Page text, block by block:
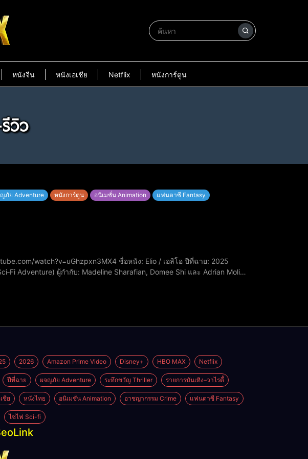
หนังจีน หนังเอเชีย Netflix หนังการ์ตูน
วิว
ภัย Adventure หนังการ์ตูน อนิเมชั่น Animation
แฟนตาซี Fantasy
Adventure) ผู้กำกับ: Madeline Sharafian, Domee Shi และ Adrian Molina
2026 Amazon Prime Video Disney+ HBO MAX Netflix
ปีที่ฉาย ผจญภัย Adventure ระทึกขวัญ Thriller รายการบันเทิง–วาไรตี้
ชีย หนังไทย อนิเมชั่น Animation อาชญากรรม Crime แฟนตาซี Fantasy
ไซไฟ Sci-fi